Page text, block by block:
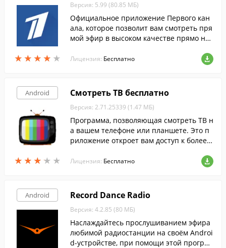
★ ★ ★ ★ ★
★ ★ ★ ★ ★
Версия: 5.99 (80.85 МБ)
Официальное приложение Первого кан
ала, которое позволит вам смотреть пря
мой эфир в высоком качестве прямо на
Лицензия: Бесплатно
Android
★ ★ ★ ★ ★
★ ★ ★ ★ ★
Смотреть ТВ бесплатно
Версия: 2.71.25339 (1.47 МБ)
Программа, позволяющая смотреть ТВ н
а вашем телефоне или планшете. Это п
риложение откроет вам доступ к более ч
ьмы, игры, мультфильмы, новости и мно
Лицензия: Бесплатно
Android Record Dance Radio
Версия: 4.2.85 (80 МБ)
Наслаждайтесь прослушиванием эфира
любимой радиостанции на своём Androi
d-устройстве, при помощи этой програм